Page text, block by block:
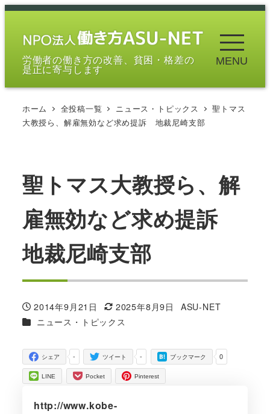
メ
労働者の働き方の改善、貧困・格差の
是正に寄与します
MENU
ホーム 全投稿一覧 ニュース・トピックス
聖トマス
大教授ら、解雇無効など求め提訴 地裁尼崎支部
聖トマス大教授ら、解
雇無効など求め提訴
地裁尼崎支部
投稿日
2014年9月21日
更新日
2025年8月9日
著
ASU-NET
カテゴリー
ニュース・トピックス
-
シェア -
ツイート 0
ブックマーク
LINE Pocket Pinterest
http://www.kobe-